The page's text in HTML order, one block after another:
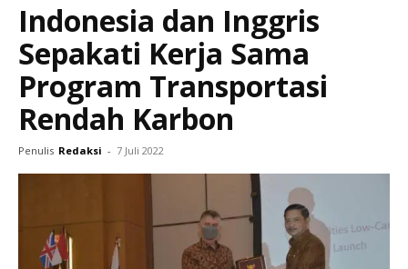
Indonesia dan Inggris
Sepakati Kerja Sama
Program Transportasi
Rendah Karbon
Penulis Redaksi - 7 Juli 2022